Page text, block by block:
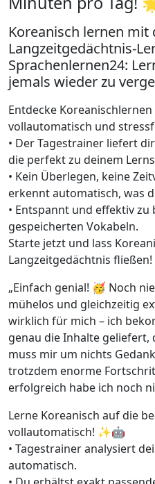
Koreanisch lernen mit
Langzeitgedächtnis-
Sprachenlernen24:
jemals wieder zu
Entdecke
vollautomatisch und
• Der Tagestrainer liefert
die perfekt zu deinem
• Kein Überlegen, keine
erkennt automatisch, was
• Entspannt und effektiv
gespeicherten Vokabeln.
Starte jetzt und lass
Langzeitgedächtnis fließen!
„Einfach genial! 🥳 Noch
mühelos und gleichzeitig
wirklich für mich – ich
genau die Inhalte geliefert,
muss mir um nichts
trotzdem enorme
erfolgreich habe ich noch
Lerne Koreanisch auf die
vollautomatisch! ✨🤖
• Tagestrainer analysiert
automatisch.